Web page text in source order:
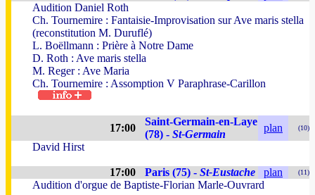
Audition Daniel Roth
Ch. Tournemire : Fantaisie-Improvisation sur Ave maris stella
(reconstitution M. Duruflé)
L. Boëllmann : Prière à Notre Dame
D. Roth : Ave maris stella
M. Reger : Ave Maria
Ch. Tournemire : Assomption V Paraphrase-Carillon
17:00
Saint-Germain-en-Laye
(78) - St-Germain
plan (10)
David Hirst
17:00 Paris (75) - St-Eustache plan (11)
Audition d'orgue de Baptiste-Florian Marle-Ouvrard